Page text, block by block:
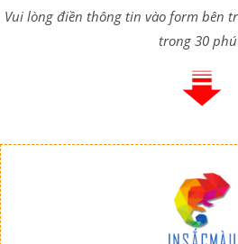
Vui lòng điền thông tin vào form bên
trong 30